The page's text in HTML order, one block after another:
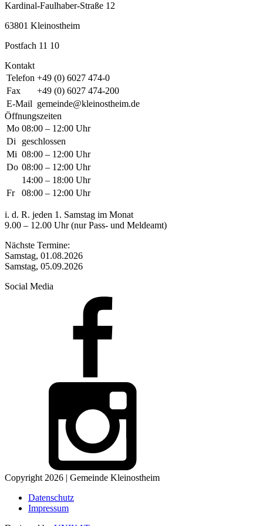
Kardinal-Faulhaber-Straße 12
63801 Kleinostheim
Postfach 11 10
Kontakt
Telefon +49 (0) 6027 474-0
Fax
+49 (0) 6027 474-200
E-Mail gemeinde@kleinostheim.de
Öffnungszeiten
Mo 08:00 – 12:00 Uhr
Di
geschlossen
Mi 08:00 – 12:00 Uhr
Do 08:00 – 12:00 Uhr
14:00 – 18:00 Uhr
Fr
08:00 – 12:00 Uhr
i. d. R. jeden 1. Samstag im Monat
9.00 – 12.00 Uhr (nur Pass- und Meldeamt)
Nächste Termine:
Samstag, 01.08.2026
Samstag, 05.09.2026
Social Media
Copyright 2026 | Gemeinde Kleinostheim
Datenschutz
Impressum